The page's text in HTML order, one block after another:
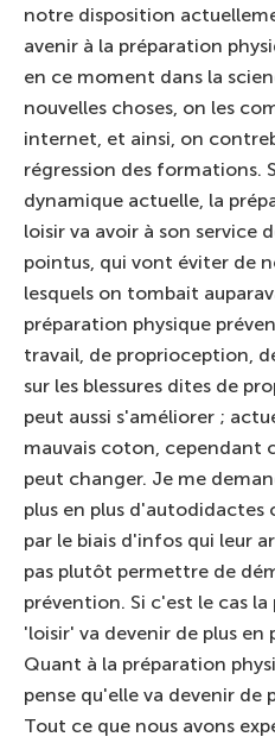
notre disposition
avenir à la préparation
en ce moment dans la
nouvelles choses, on les
internet, et ainsi, on
régression des formations.
dynamique actuelle, la
loisir va avoir à son service
pointus, qui vont éviter de
lesquels on tombait
préparation physique
travail, de proprioception,
sur les blessures dites de
peut aussi s'améliorer ;
mauvais coton, cependant
peut changer. Je me
plus en plus
par le biais d'infos qui leur
pas plutôt permettre de
prévention. Si c'est le cas
'loisir' va devenir de plus en
Quant à la préparation
pense qu'elle va devenir de
Tout ce que nous avons